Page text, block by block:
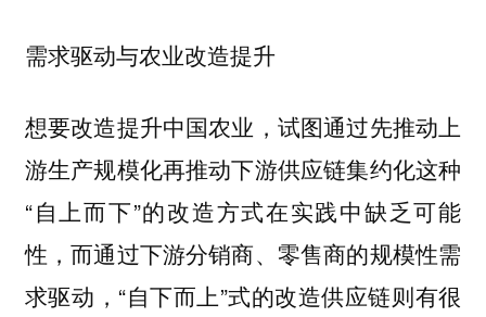
需求驱动与农业改造提升
想要改造提升中国农业，试图通过先推动上
游生产规模化再推动下游供应链集约化这种
“自上而下”的改造方式在实践中缺乏可能
性，而通过下游分销商、零售商的规模性需
求驱动，“自下而上”式的改造供应链则有很